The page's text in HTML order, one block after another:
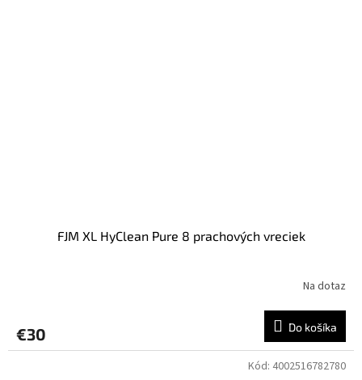
FJM XL HyClean Pure 8 prachových vreciek
Na dotaz
€30 Do košíka
Kód: 4002516782780